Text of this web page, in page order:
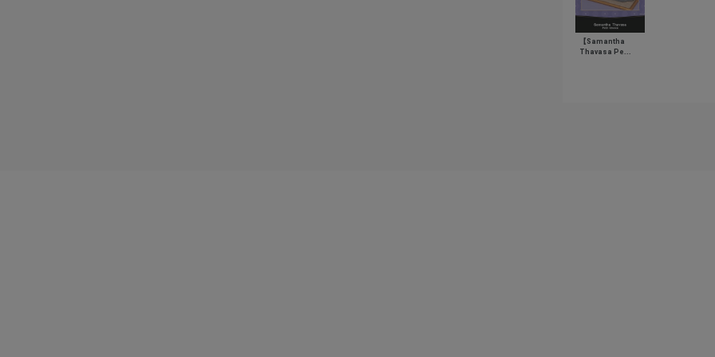
【Samantha
Thavasa Pe...